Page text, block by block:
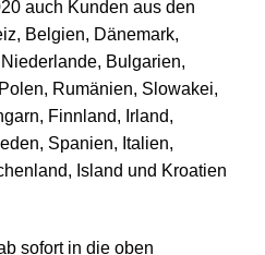
auch Kunden aus den
Belgien, Dänemark,
Bulgarien,
Rumänien, Slowakei,
Finnland, Irland,
Spanien, Italien,
Island und Kroatien
sofort in die oben